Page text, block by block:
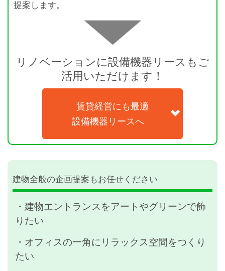
提案します。
リノベーションに設備機器リースもご
活用いただけます！
賃貸経営にも最適
設備機器リースへ
建物全般の企画提案もお任せください
・建物エントランスをアートやグリーンで飾
りたい
・オフィスの一角にリラックス空間をつくり
たい